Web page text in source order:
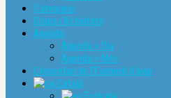
Catequesi
Grups i Activitats
Agenda
Agenda > Dia
Agenda > Mes
Comentari de l’Evangeli d’avui
Català